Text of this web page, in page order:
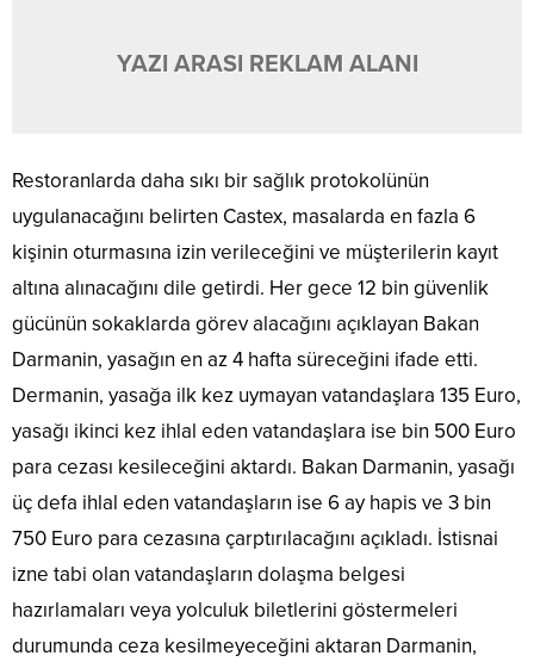
YAZI ARASI REKLAM ALANI
Restoranlarda daha sıkı bir sağlık protokolünün
uygulanacağını belirten Castex, masalarda en fazla 6
kişinin oturmasına izin verileceğini ve müşterilerin kayıt
altına alınacağını dile getirdi. Her gece 12 bin güvenlik
gücünün sokaklarda görev alacağını açıklayan Bakan
Darmanin, yasağın en az 4 hafta süreceğini ifade etti.
Dermanin, yasağa ilk kez uymayan vatandaşlara 135 Euro,
yasağı ikinci kez ihlal eden vatandaşlara ise bin 500 Euro
para cezası kesileceğini aktardı. Bakan Darmanin, yasağı
üç defa ihlal eden vatandaşların ise 6 ay hapis ve 3 bin
750 Euro para cezasına çarptırılacağını açıkladı. İstisnai
izne tabi olan vatandaşların dolaşma belgesi
hazırlamaları veya yolculuk biletlerini göstermeleri
durumunda ceza kesilmeyeceğini aktaran Darmanin,